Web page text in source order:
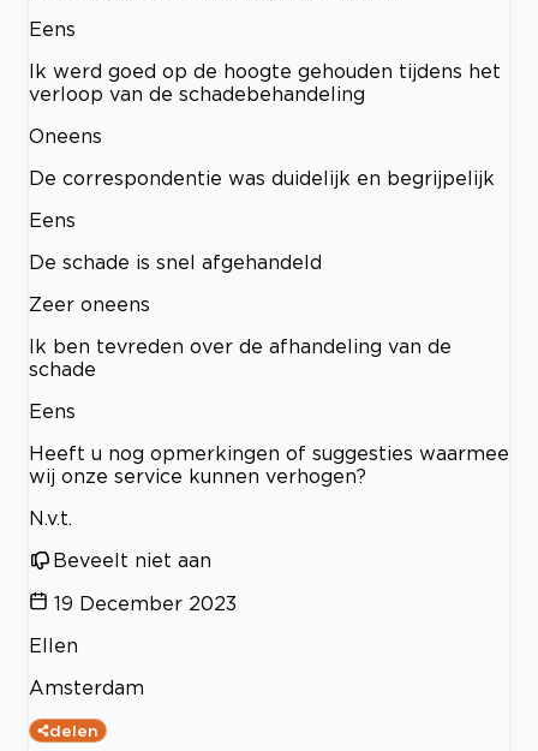
Eens
Ik werd goed op de hoogte gehouden tijdens het
verloop van de schadebehandeling
Oneens
De correspondentie was duidelijk en begrijpelijk
Eens
De schade is snel afgehandeld
Zeer oneens
Ik ben tevreden over de afhandeling van de
schade
Eens
Heeft u nog opmerkingen of suggesties waarmee
wij onze service kunnen verhogen?
N.v.t.
Beveelt niet aan
19 December 2023
Ellen
Amsterdam
delen